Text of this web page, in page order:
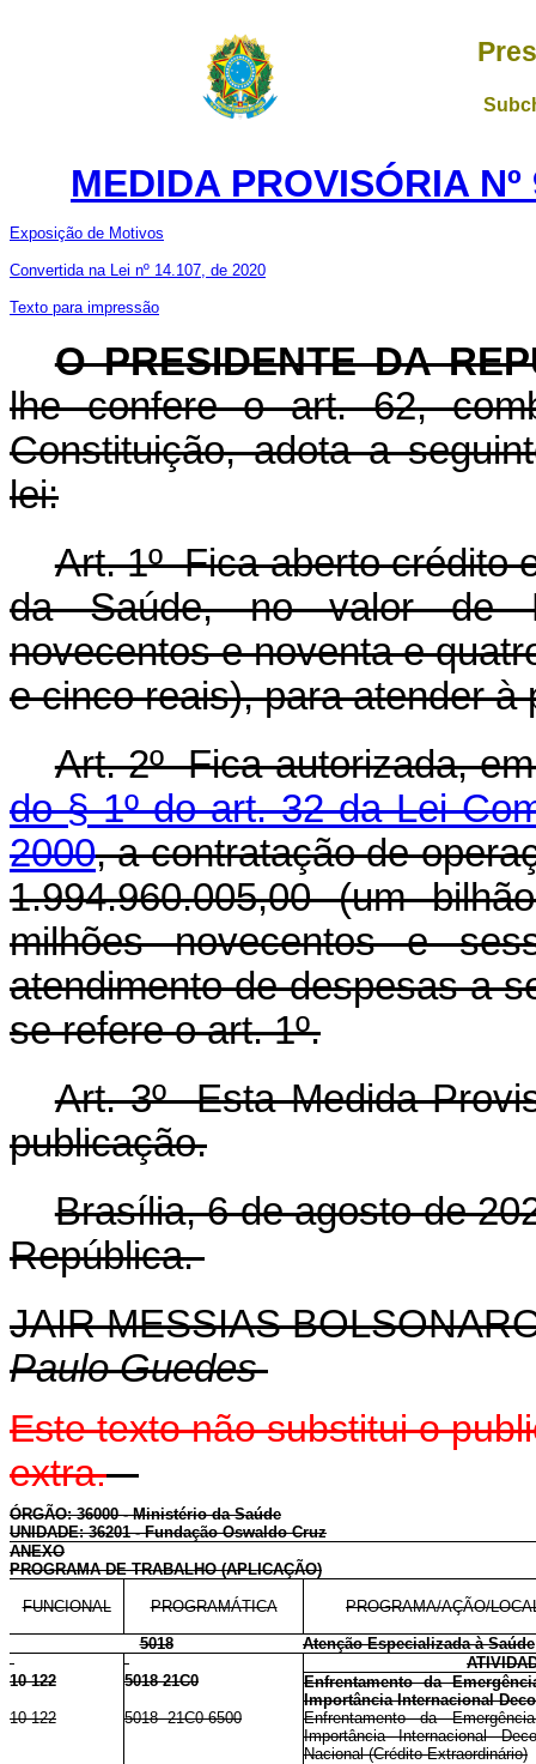
MEDIDA PROVISÓRIA
Exposição de Motivos
Convertida na Lei nº 14.107, de 2020
Texto para impressão
O PRESIDENTE DA
lhe confere o art. 62,
Constituição, adota a
lei:
Art. 1º Fica aberto crédito
da Saúde, no valor de
novecentos e noventa e
e cinco reais), para atender
Art. 2º Fica autorizada,
do § 1º do art. 32 da Lei
2000, a contratação de
1.994.960.005,00 (um
milhões novecentos e
atendimento de despesas a
se refere o art. 1º.
Art. 3º Esta Medida
publicação.
Brasília, 6 de agosto de
República.
JAIR MESSIAS
Paulo Guedes
Este texto não substitui o
extra.
ÓRGÃO: 36000 - Ministério da Saúde
UNIDADE: 36201 - Fundação Oswaldo Cruz
ANEXO
PROGRAMA DE TRABALHO (APLICAÇÃO)
FUNCIONAL PROGRAMÁTICA PROGRAMA/AÇÃO/
5018
Atenção Especializada à Saúde
10 122
5018 21C0
Enfrentamento da
Importância Internacional
10 122
5018 21C0 6500
Enfrentamento da
Importância Internacional
Nacional (Crédito Extraordinário)